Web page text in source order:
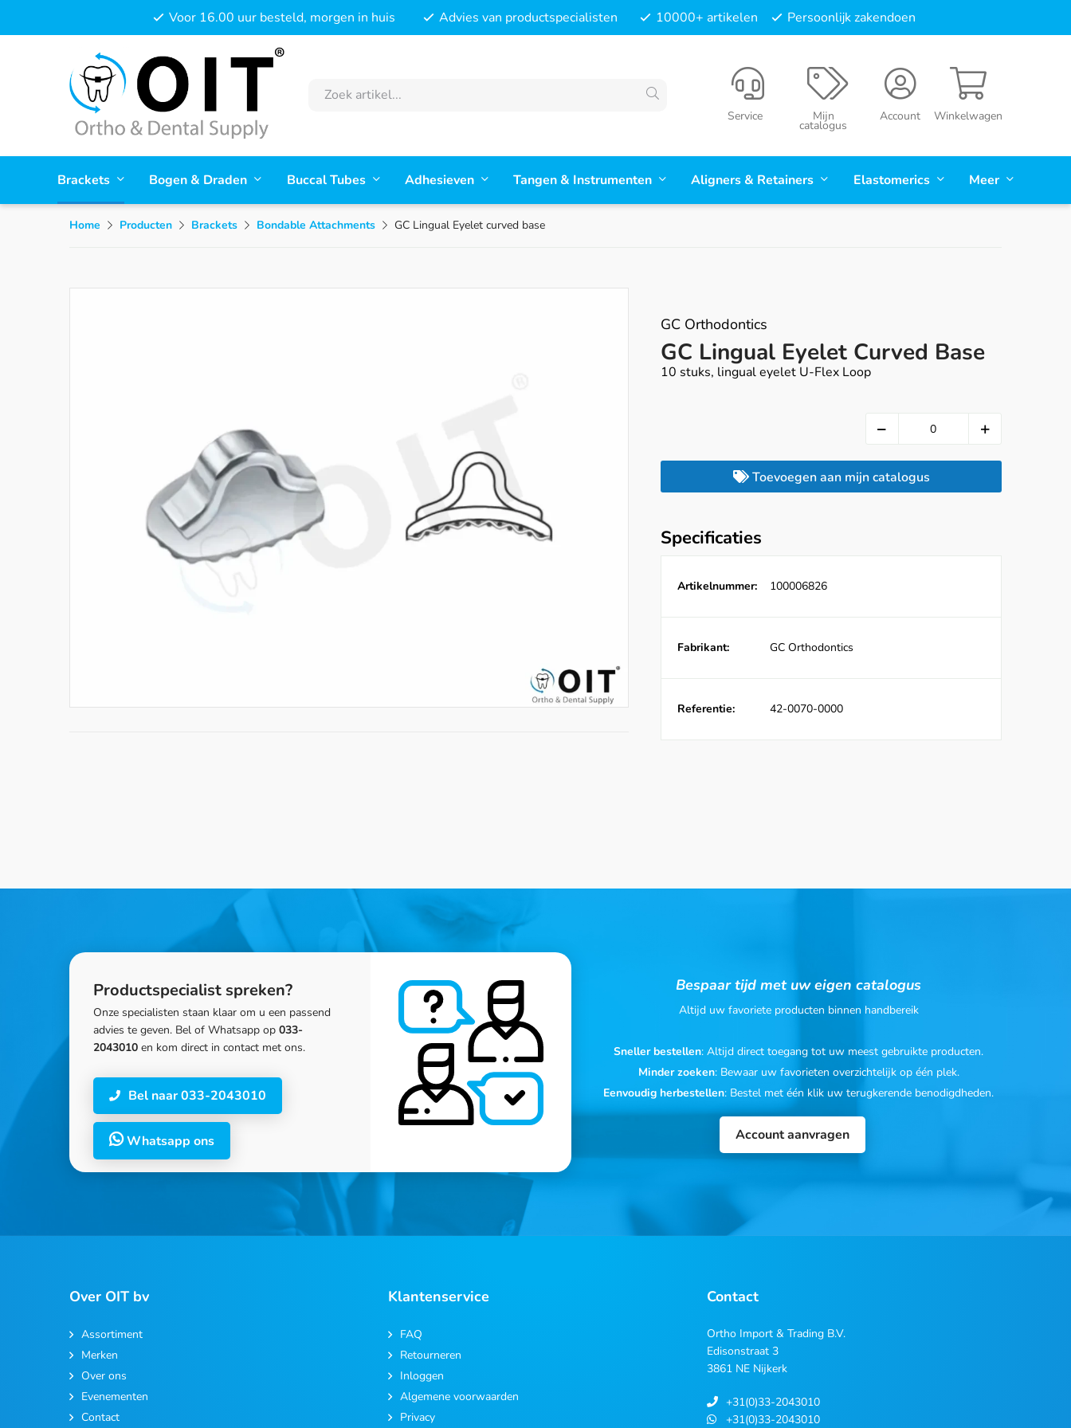
Voor 16.00 uur besteld, morgen in huis Advies van productspecialisten 10000+ artikelen Persoonlijk zakendoen
Winkelwagen
Account
Mijn
catalogus
Service
Brackets Bogen & Draden Buccal Tubes Adhesieven Tangen & Instrumenten Aligners & Retainers Elastomerics Meer
Home Producten Brackets Bondable Attachments GC Lingual Eyelet curved base
GC Orthodontics
GC Lingual Eyelet Curved Base
10 stuks, lingual eyelet U-Flex Loop
Toevoegen aan mijn catalogus
Specificaties
Artikelnummer: 100006826
Fabrikant: GC Orthodontics
Referentie: 42-0070-0000
Productspecialist spreken?
Onze specialisten staan klaar om u een passend
advies te geven. Bel of Whatsapp op 033-
2043010 en kom direct in contact met ons.
Bel naar 033-2043010
Whatsapp ons
Bespaar tijd met uw eigen catalogus
Altijd uw favoriete producten binnen handbereik
Sneller bestellen: Altijd direct toegang tot uw meest gebruikte producten.
Minder zoeken: Bewaar uw favorieten overzichtelijk op één plek.
Eenvoudig herbestellen: Bestel met één klik uw terugkerende benodigdheden.
Account aanvragen
Over OIT bv
Assortiment
Merken
Over ons
Evenementen
Contact
Klantenservice
FAQ
Retourneren
Inloggen
Algemene voorwaarden
Privacy
Contact
Ortho Import & Trading B.V.
Edisonstraat 3
3861 NE Nijkerk
+31(0)33-2043010
+31(0)33-2043010